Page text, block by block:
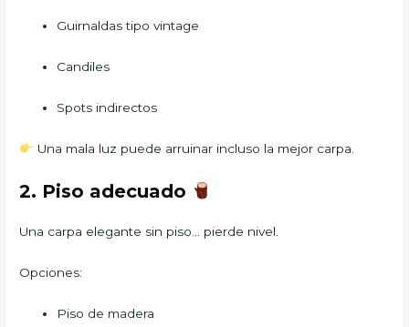
Guirnaldas tipo vintage
Candiles
Spots indirectos
Una mala luz puede arruinar incluso la mejor carpa.
2. Piso adecuado
Una carpa elegante sin piso… pierde nivel.
Opciones:
Piso de madera